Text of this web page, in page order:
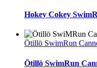
Hokey Cokey
Ötillö SwimRun
Ötillö SwimRun